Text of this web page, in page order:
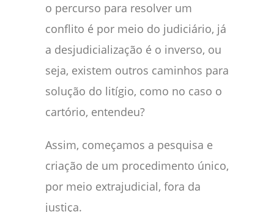
o percurso para resolver um
conflito é por meio do judiciário, já
a desjudicialização é o inverso, ou
seja, existem outros caminhos para
solução do litígio, como no caso o
cartório, entendeu?
Assim, começamos a pesquisa e
criação de um procedimento único,
por meio extrajudicial, fora da
justiça.